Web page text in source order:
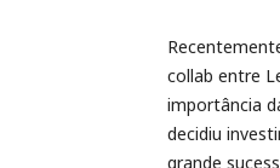
collab entre
importância
decidiu
grande